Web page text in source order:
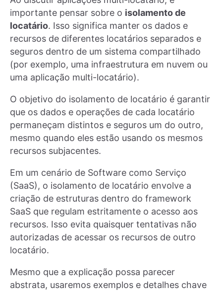
importante pensar sobre o isolamento de
locatário. Isso significa manter os dados e
recursos de diferentes locatários separados e
seguros dentro de um sistema compartilhado
(por exemplo, uma infraestrutura em nuvem ou
uma aplicação multi-locatário).
O objetivo do isolamento de locatário é garantir
que os dados e operações de cada locatário
permaneçam distintos e seguros um do outro,
mesmo quando eles estão usando os mesmos
recursos subjacentes.
Em um cenário de Software como Serviço
(SaaS), o isolamento de locatário envolve a
criação de estruturas dentro do framework
SaaS que regulam estritamente o acesso aos
recursos. Isso evita quaisquer tentativas não
autorizadas de acessar os recursos de outro
locatário.
Mesmo que a explicação possa parecer
abstrata, usaremos exemplos e detalhes chave